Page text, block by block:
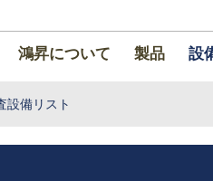
鴻昇について 製品 設
設備リスト